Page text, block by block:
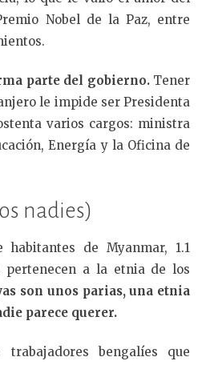
Nobel de la Paz, entre
parte del gobierno.Tener
le impide ser Presidenta
varios cargos: ministra
Energía y la Oficina de
nadies)
de Myanmar, 1.1
pertenecen a la etnia de los
son unos parias, una etnia
parece querer.
trabajadores bengalíes que